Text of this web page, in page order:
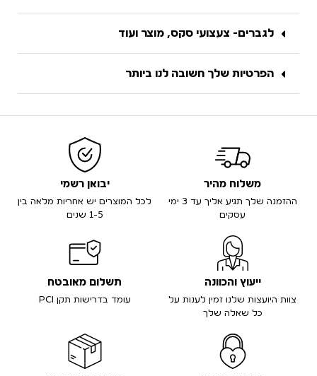
לגברים- צעצועי סקס, מוצר ועוד
הפרטיות שלך חשובה לנו ביותר
משלוח מהיר
ההזמנה שלך תגיע אליך עד 3 ימי
עסקים
יבואן רשמי
לכל המוצרים יש אחריות מלאה בין
1-5 שנים
ייעוץ והכוונה
צוות היועצות שלנו זמין לענות על
כל שאלה שלך
תשלום מאובטח
עומד בדרישות תקן PCI